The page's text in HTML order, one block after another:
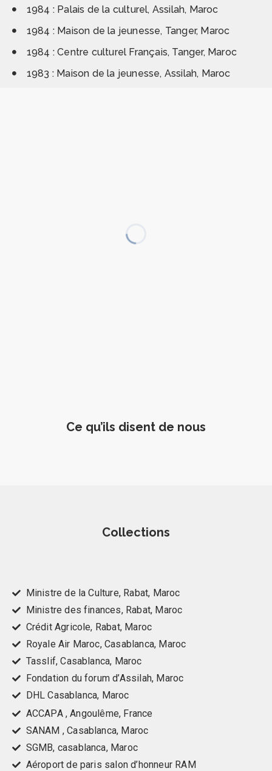
1984 : Palais de la culturel, Assilah, Maroc
1984 : Maison de la jeunesse, Tanger, Maroc
1984 : Centre culturel Français, Tanger, Maroc
1983 : Maison de la jeunesse, Assilah, Maroc
Ce qu’ils disent de nous
Collections
Ministre de la Culture, Rabat, Maroc
Ministre des finances, Rabat, Maroc
Crédit Agricole, Rabat, Maroc
Royale Air Maroc, Casablanca, Maroc
Tasslif, Casablanca, Maroc
Fondation du forum d’Assilah, Maroc
DHL Casablanca, Maroc
ACCAPA , Angoulême, France
SANAM , Casablanca, Maroc
SGMB, casablanca, Maroc
Aéroport de paris salon d’honneur RAM